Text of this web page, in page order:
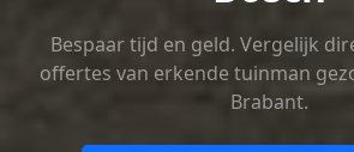
Bespaar tijd en geld. Vergelijk
offertes van erkende tuinman
Brabant.